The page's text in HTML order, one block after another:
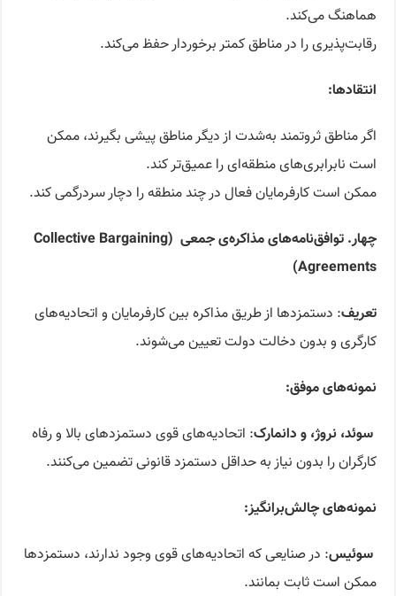
هماهنگ می‌کند.
رقابت‌پذیری را در مناطق کمتر برخوردار حفظ می‌کند.
انتقادها:
اگر مناطق ثروتمند به‌شدت از دیگر مناطق پیشی بگیرند، ممکن
است نابرابری‌های منطقه‌ای را عمیق‌تر کند.
ممکن است کارفرمایان فعال در چند منطقه را دچار سردرگمی کند.
چهار. توافق‌نامه‌های مذاکره‌ی جمعی (C
ollective Bargaining
Agreements)
تعریف: دستمزدها از طریق مذاکره بین کارفرمایان و اتحادیه‌های
کارگری و بدون دخالت دولت تعیین می‌شوند.
نمونه‌های موفق‌:
سوئد، نروژ، و دانمارک: اتحادیه‌های قوی دستمزدهای بالا و رفاه
کارگران را بدون نیاز به حداقل دستمزد قانونی تضمین می‌کنند.
نمونه‌های چالش‌برانگیز:
سوئیس: در صنایعی که اتحادیه‌های قوی وجود ندارند، دستمزدها
ممکن است ثابت بمانند.